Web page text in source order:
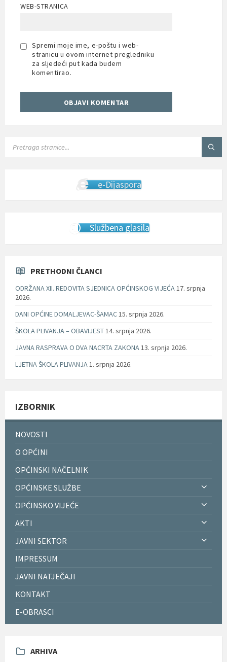
WEB-STRANICA
Spremi moje ime, e-poštu i web-
stranicu u ovom internet pregledniku
za sljedeći put kada budem
komentirao.
e-Dijaspora
Službena glasila
PRETHODNI ČLANCI
ODRŽANA XII. REDOVITA SJEDNICA OPĆINSKOG VIJEĆA17. srpnja
2026.
DANI OPĆINE DOMALJEVAC-ŠAMAC15. srpnja 2026.
ŠKOLA PLIVANJA – OBAVIJEST14. srpnja 2026.
JAVNA RASPRAVA O DVA NACRTA ZAKONA13. srpnja 2026.
LJETNA ŠKOLA PLIVANJA1. srpnja 2026.
IZBORNIK
NOVOSTI
O OPĆINI
OPĆINSKI NAČELNIK
OPĆINSKE SLUŽBE
OPĆINSKO VIJEĆE
AKTI
JAVNI SEKTOR
IMPRESSUM
JAVNI NATJEČAJI
KONTAKT
E-OBRASCI
ARHIVA